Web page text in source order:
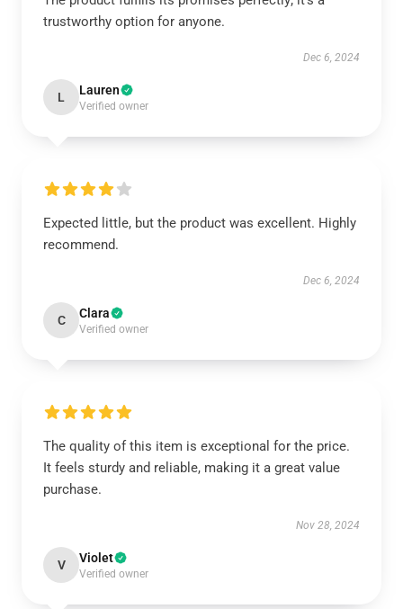
trustworthy option for anyone.
Dec 6, 2024
L Lauren
Verified owner
Expected little, but the product was excellent. Highly
recommend.
Dec 6, 2024
C Clara
Verified owner
The quality of this item is exceptional for the price.
It feels sturdy and reliable, making it a great value
purchase.
Nov 28, 2024
V Violet
Verified owner